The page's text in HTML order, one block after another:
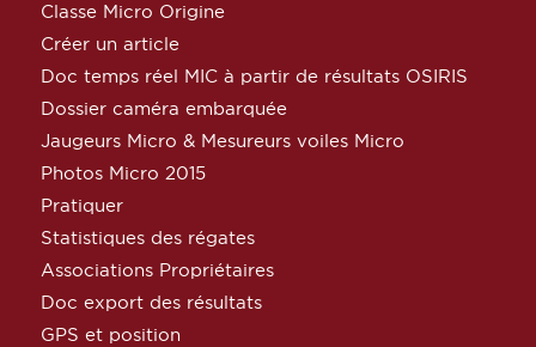
Classe Micro Origine
Créer un article
Doc temps réel MIC à partir de résultats OSIRIS
Dossier caméra embarquée
Jaugeurs Micro & Mesureurs voiles Micro
Photos Micro 2015
Pratiquer
Statistiques des régates
Associations Propriétaires
Doc export des résultats
GPS et position